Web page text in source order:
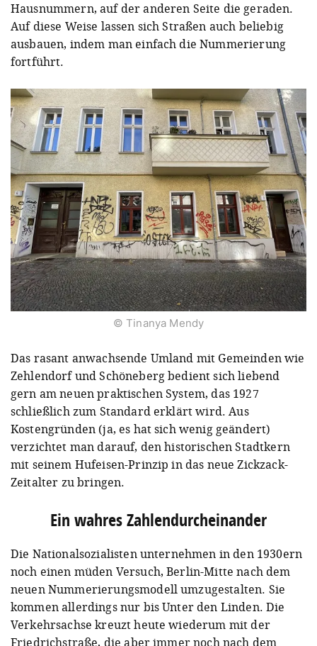
Hausnummern, auf der anderen Seite die geraden.
Auf diese Weise lassen sich Straßen auch beliebig
ausbauen, indem man einfach die Nummerierung
fortführt.
© Tinanya Mendy
Das rasant anwachsende Umland mit Gemeinden wie
Zehlendorf und Schöneberg bedient sich liebend
gern am neuen praktischen System, das 1927
schließlich zum Standard erklärt wird. Aus
Kostengründen (ja, es hat sich wenig geändert)
verzichtet man darauf, den historischen Stadtkern
mit seinem Hufeisen-Prinzip in das neue Zickzack-
Zeitalter zu bringen.
Ein wahres Zahlendurcheinander
Die Nationalsozialisten unternehmen in den 1930ern
noch einen müden Versuch, Berlin-Mitte nach dem
neuen Nummerierungsmodell umzugestalten. Sie
kommen allerdings nur bis Unter den Linden. Die
Verkehrsachse kreuzt heute wiederum mit der
Friedrichstraße, die aber immer noch nach dem